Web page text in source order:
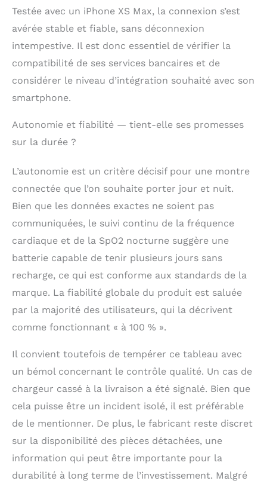
Testée avec un iPhone XS Max, la connexion s’est
avérée stable et fiable, sans déconnexion
intempestive. Il est donc essentiel de vérifier la
compatibilité de ses services bancaires et de
considérer le niveau d’intégration souhaité avec son
smartphone.
Autonomie et fiabilité — tient-elle ses promesses
sur la durée ?
L’autonomie est un critère décisif pour une montre
connectée que l’on souhaite porter jour et nuit.
Bien que les données exactes ne soient pas
communiquées, le suivi continu de la fréquence
cardiaque et de la SpO2 nocturne suggère une
batterie capable de tenir plusieurs jours sans
recharge, ce qui est conforme aux standards de la
marque. La fiabilité globale du produit est saluée
par la majorité des utilisateurs, qui la décrivent
comme fonctionnant « à 100 % ».
Il convient toutefois de tempérer ce tableau avec
un bémol concernant le contrôle qualité. Un cas de
chargeur cassé à la livraison a été signalé. Bien que
cela puisse être un incident isolé, il est préférable
de le mentionner. De plus, le fabricant reste discret
sur la disponibilité des pièces détachées, une
information qui peut être importante pour la
durabilité à long terme de l’investissement. Malgré